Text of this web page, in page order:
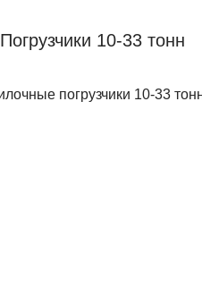
Погрузчики 10-33 тонн